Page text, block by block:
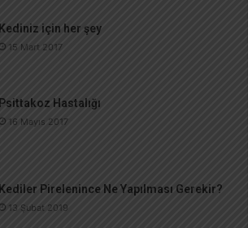
Kediniz için her şey
15 Mart 2017
Psittakoz Hastalığı
16 Mayıs 2017
Kediler Pirelenince Ne Yapılması Gerekir?
13 Şubat 2019